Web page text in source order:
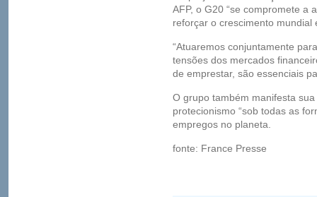
AFP, o G20 “se compromete a
reforçar o crescimento mundial
“Atuaremos conjuntamente
tensões dos mercados
de emprestar, são essenciais
O grupo também manifesta
protecionismo “sob todas as
empregos no planeta.
fonte: France Presse